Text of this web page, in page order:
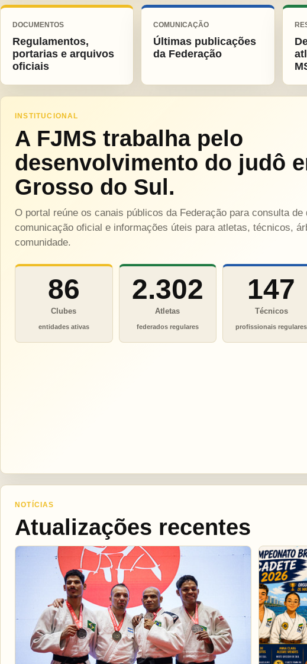
DOCUMENTOS
Regulamentos,
portarias e arquivos
oficiais
COMUNICAÇÃO
Últimas publicações
da Federação
INSTITUCIONAL
A FJMS trabalha pelo
desenvolvimento do judô
Grosso do Sul.
O portal reúne os canais públicos da Federação para consulta de
comunicação oficial e informações úteis para atletas, técnicos,
comunidade.
86
Clubes
entidades ativas
2.302
Atletas
federados regulares
147
Técnicos
profissionais regulares
NOTÍCIAS
Atualizações recentes